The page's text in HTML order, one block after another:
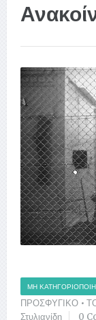
ΜΗ
ΠΡΟΣΦΥΓΙΚΟ •
Στυλιανίδη
0